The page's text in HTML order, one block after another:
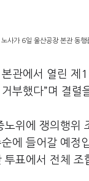
노사가 6일 울산공장 본관 동
관에서 열린 제
부했다”며 결렬
노위에 쟁의행위
에 들어갈 예정
투표에서 전체 조